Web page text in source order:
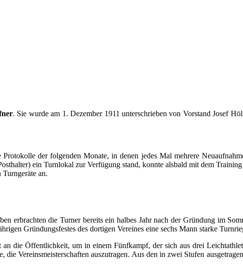
. Sie wurde am 1. Dezember 1911 unterschrieben von Vorstand Josef
der folgenden Monate, in denen jedes Mal mehrere
ein Turnlokal zur Verfügung stand, konnte alsbald mit dem
an.
erbrachten die Turner bereits ein halbes Jahr nach der Gründung im
Gründungsfestes des dortigen Vereines eine sechs Mann starke
die Öffentlichkeit, um in einem Fünfkampf, der sich aus drei
Vereinsmeisterschaften auszutragen. Aus den in zwei Stufen